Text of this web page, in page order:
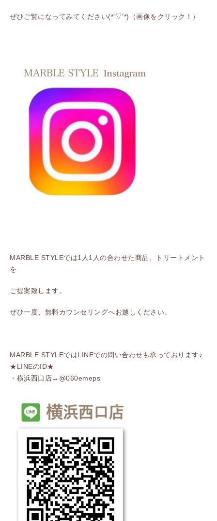
ぜひご覧になってみてください(*’▽’*)（画像をクリック！）
MARBLE STYLEでは1人1人の合わせた商品、トリートメント
を
ご提案致します。
ぜひ一度、無料カウンセリングへお越しください。
MARBLE STYLEではLINEでの問い合わせも承っております♪
★LINEのID★
・横浜西口店→@060emeps